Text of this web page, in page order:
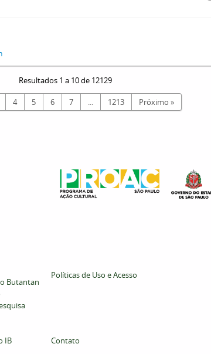
Resultados 1 a 10 de 12129
4 5 6 7 ... 1213 Próximo »
Butantan
Políticas de Uso e Acesso
IB Contato